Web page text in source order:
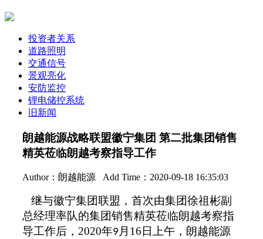
投资者关系
道路照明
交通信号
景观亮化
安防监控
锂电储控系统
旧新闻
朗越能源战略联盟徽宁集团 第二批集团销售
精英莅临朗越考察指导工作
Author：朗越能源 Add Time：2020-09-18 16:35:03
继与徽宁集团联盟 ，首次由集团徐祖彬副
总经理率队的集团销售精英莅临朗越考察指
导工作后，2020年9 月 16 日上午， 朗越能源